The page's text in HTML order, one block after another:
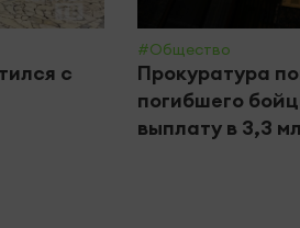
с
#Общество
Прокуратура
погибшего
выплату в 3,3